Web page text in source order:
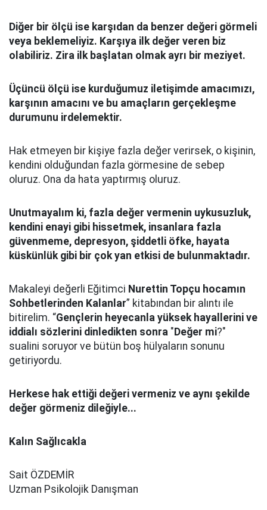
Diğer bir ölçü ise karşıdan da benzer değeri görmeli
veya beklemeliyiz. Karşıya ilk değer veren biz
olabiliriz. Zira ilk başlatan olmak ayrı bir meziyet.
Üçüncü ölçü ise kurduğumuz iletişimde amacımızı,
karşının amacını ve bu amaçların gerçekleşme
durumunu irdelemektir.
Hak etmeyen bir kişiye fazla değer verirsek, o kişinin,
kendini olduğundan fazla görmesine de sebep
oluruz. Ona da hata yaptırmış oluruz.
Unutmayalım ki, fazla değer vermenin uykusuzluk,
kendini enayi gibi hissetmek, insanlara fazla
güvenmeme, depresyon, şiddetli öfke, hayata
küskünlük gibi bir çok yan etkisi de bulunmaktadır.
Makaleyi değerli Eğitimci Nurettin Topçu hocamın
Sohbetlerinden Kalanlar” kitabından bir alıntı ile
bitirelim. “Gençlerin heyecanla yüksek hayallerini ve
iddialı sözlerini dinledikten sonra " Değer mi?"
sualini soruyor ve bütün boş hülyaların sonunu
getiriyordu.
Herkese hak ettiği değeri vermeniz ve aynı şekilde
değer görmeniz dileğiyle...
Kalın Sağlıcakla
Sait ÖZDEMİR
Uzman Psikolojik Danışman